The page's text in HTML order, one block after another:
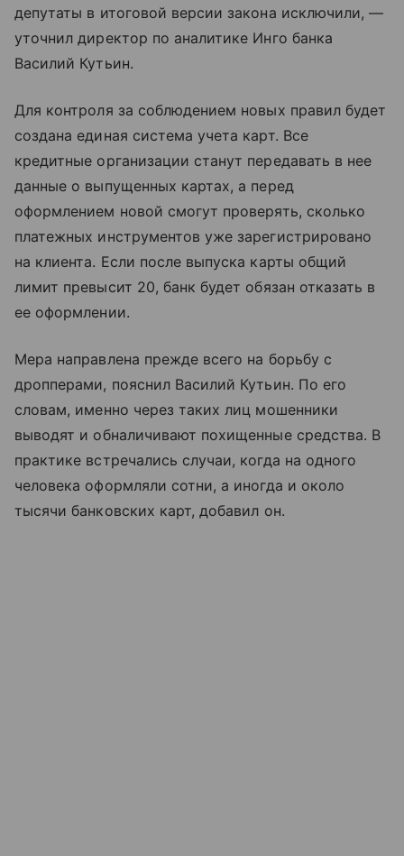
депутаты в итоговой версии закона исключили, —
уточнил директор по аналитике Инго банка
Василий Кутьин.
Для контроля за соблюдением новых правил будет
создана единая система учета карт. Все
кредитные организации станут передавать в нее
данные о выпущенных картах, а перед
оформлением новой смогут проверять, сколько
платежных инструментов уже зарегистрировано
на клиента. Если после выпуска карты общий
лимит превысит 20, банк будет обязан отказать в
ее оформлении.
Мера направлена прежде всего на борьбу с
дропперами, пояснил Василий Кутьин. По его
словам, именно через таких лиц мошенники
выводят и обналичивают похищенные средства. В
практике встречались случаи, когда на одного
человека оформляли сотни, а иногда и около
тысячи банковских карт, добавил он.